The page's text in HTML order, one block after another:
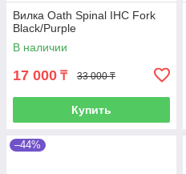
Вилка Oath Spinal IHC Fork
Black/Purple
В наличии
17 000 ₸ 33 000 ₸
Купить
–44%